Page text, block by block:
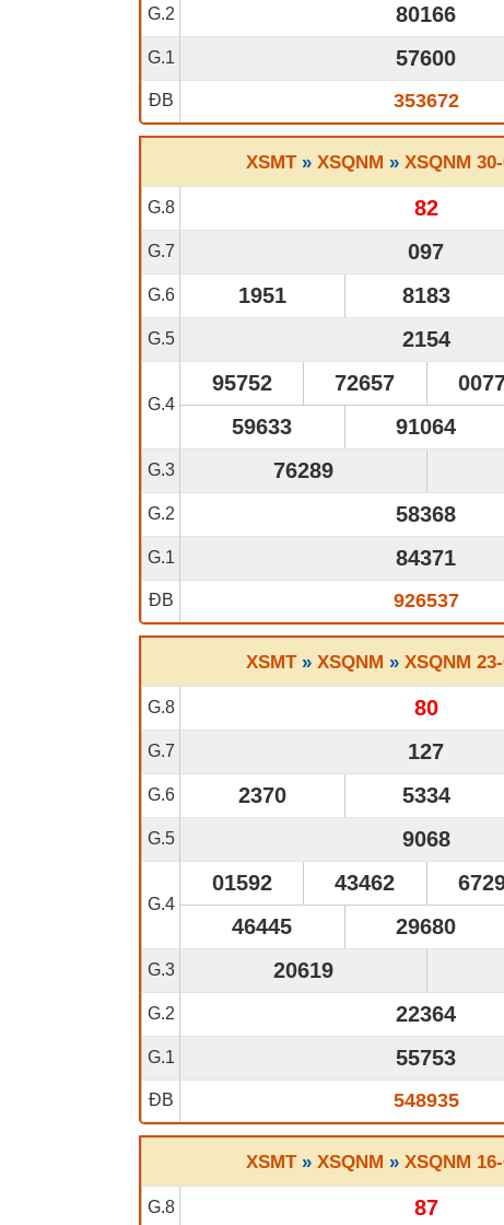
G.2 80166
G.1 57600
ĐB 353672
XSMT» XSQNM » XSQNM
G.8 82
G.7 097
G.6 1951 8183
G.5 2154
G.4
95752 72657
59633
91064
G.3 76289
G.2 58368
G.1 84371
ĐB 926537
XSMT» XSQNM » XSQNM
G.8 80
G.7 127
G.6 2370 5334
G.5 9068
G.4
01592 43462
46445
29680
G.3 20619
G.2 22364
G.1 55753
ĐB 548935
XSMT» XSQNM » XSQNM
G.8 87